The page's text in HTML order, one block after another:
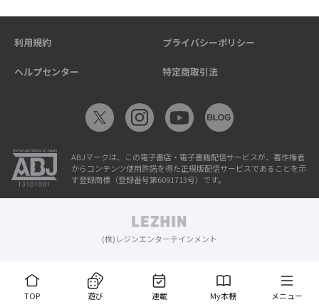
TOP 遊び 連載 My本棚 メニュー
利用規約 プライバシーポリシー
ヘルプセンター 特定商取引法
ABJマークは、この電子書店・電子書籍配信サービスが、著作権者
からコンテンツ使用許諾を得た正規版配信サービスであることを示
す登録商標（登録番号第6091713号）です。
(株)レジンエンターテインメント